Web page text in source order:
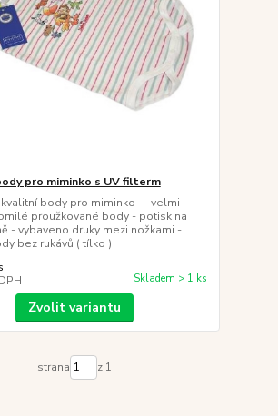
pro miminko s UV filterm
kvalitní body pro miminko - velmi
proužkované body - potisk na
- vybaveno druky mezi nožkami -
bez rukávů ( tílko )
Skladem > 1 ks
Zvolit variantu
strana z 1